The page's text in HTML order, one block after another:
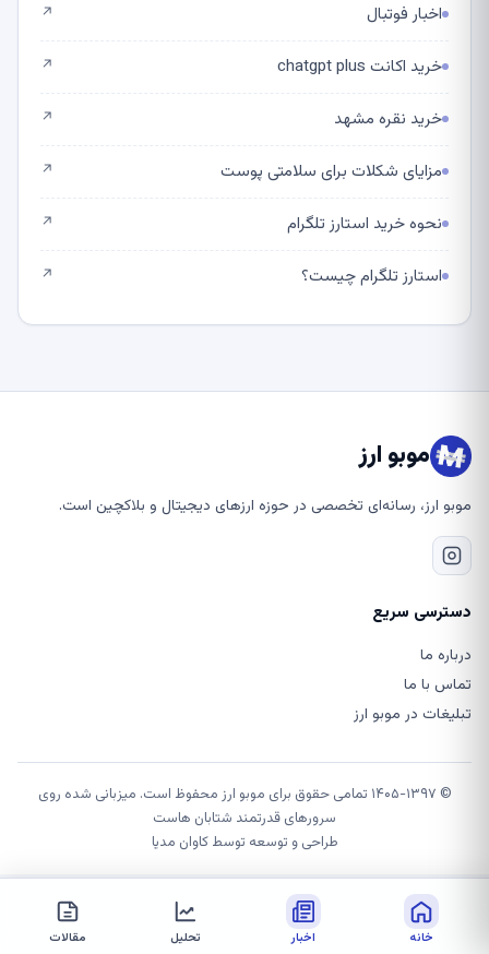
اخبار فوتبال ↗
خرید اکانت chatgpt plus ↗
خرید نقره مشهد ↗
مزایای شکلات برای سلامتی پوست ↗
نحوه خرید استارز تلگرام ↗
استارز تلگرام چیست؟ ↗
موبو ارز
موبو ارز، رسانه‌ای تخصصی در حوزه ارزهای دیجیتال و بلاکچین است.
دسترسی سریع
درباره ما
تماس با ما
تبلیغات در موبو ارز
© ۱۴۰۵-۱۳۹۷ تمامی حقوق برای موبو ارز محفوظ است. میزبانی شده روی
سرورهای قدرتمند شتابان هاست
طراحی و توسعه توسطکاوان مدیا
خانه اخبار تحلیل مقالات